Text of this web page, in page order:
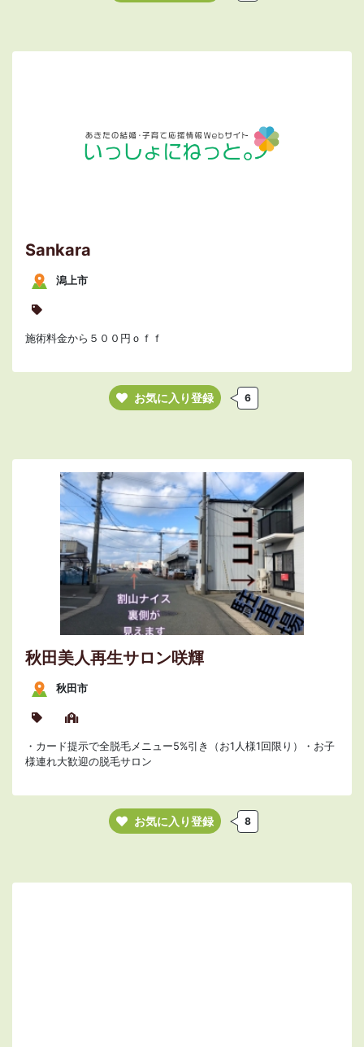
Sankara
潟上市
施術料金から５００円ｏｆｆ
お気に入り登録 6
秋田美人再生サロン咲輝
秋田市
・カード提示で全脱毛メニュー5%引き（お1人様1回限り）・お子
様連れ大歓迎の脱毛サロン
お気に入り登録 8